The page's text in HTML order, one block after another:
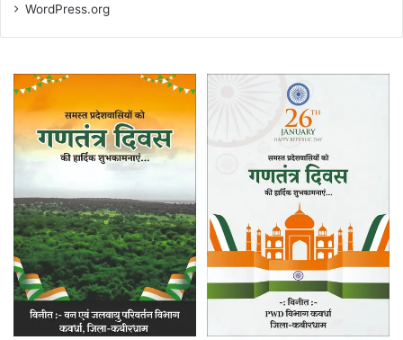
WordPress.org